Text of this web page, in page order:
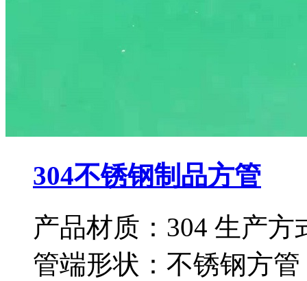
304不锈钢制品方管
产品材质：304 生产
管端形状：不锈钢方